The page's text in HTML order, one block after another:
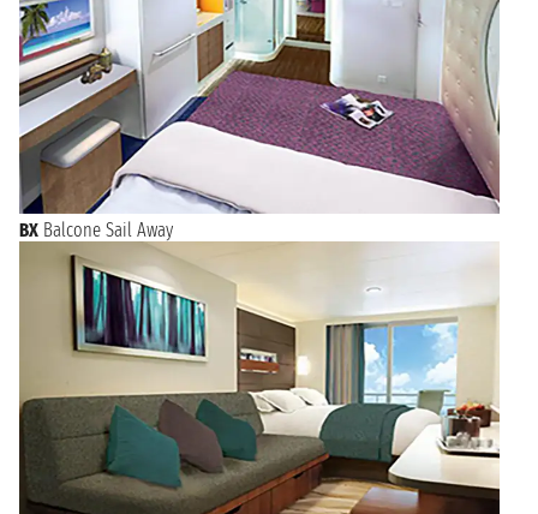
BX Balcone Sail Away